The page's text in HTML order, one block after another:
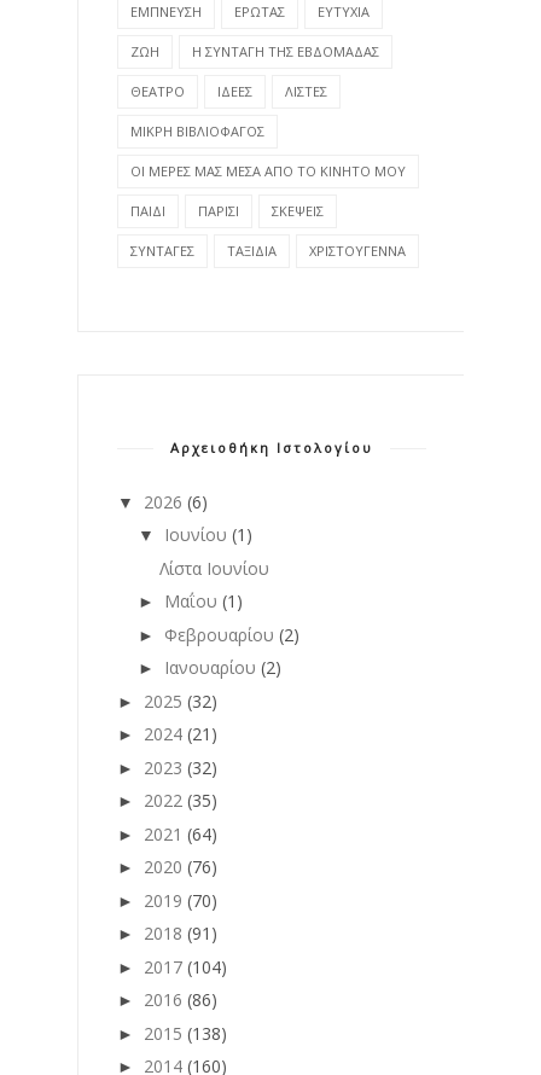
ΕΜΠΝΕΥΣΗ ΕΡΩΤΑΣ ΕΥΤΥΧΙΑ
ΖΩΗ Η ΣΥΝΤΑΓΗ ΤΗΣ ΕΒΔΟΜΑΔΑΣ
ΘΕΑΤΡΟ ΙΔΕΕΣ ΛΙΣΤΕΣ
ΜΙΚΡΗ ΒΙΒΛΙΟΦΑΓΟΣ
ΟΙ ΜΕΡΕΣ ΜΑΣ ΜΕΣΑ ΑΠΟ ΤΟ ΚΙΝΗΤΟ ΜΟΥ
ΠΑΙΔΙ ΠΑΡΙΣΙ ΣΚΕΨΕΙΣ
ΣΥΝΤΑΓΕΣ ΤΑΞΙΔΙΑ ΧΡΙΣΤΟΥΓΕΝΝΑ
Αρχειοθήκη Ιστολογίου
▼ 2026 (6)
▼ Ιουνίου (1)
Λίστα Ιουνίου
► Μαΐου (1)
► Φεβρουαρίου (2)
► Ιανουαρίου (2)
► 2025 (32)
► 2024 (21)
► 2023 (32)
► 2022 (35)
► 2021 (64)
► 2020 (76)
► 2019 (70)
► 2018 (91)
► 2017 (104)
► 2016 (86)
► 2015 (138)
► 2014 (160)